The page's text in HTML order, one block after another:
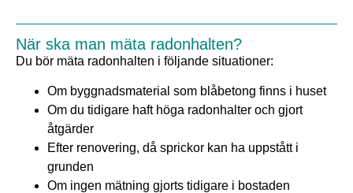
När ska man mäta radonhalten?
Du bör mäta radonhalten i följande situationer:
Om byggnadsmaterial som blåbetong finns i huset
Om du tidigare haft höga radonhalter och gjort
åtgärder
Efter renovering, då sprickor kan ha uppstått i
grunden
Om ingen mätning gjorts tidigare i bostaden